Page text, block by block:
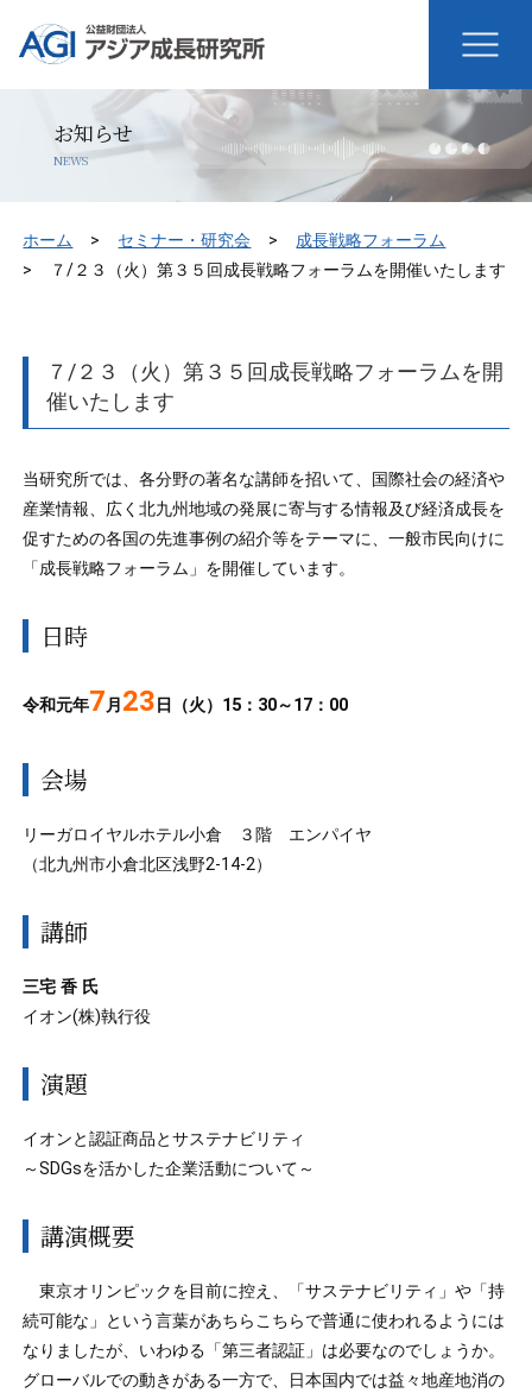
お知らせ
NEWS
ホーム セミナー・研究会
成長戦略フォーラム
７/２３（火）第３５回成長戦略フォーラムを開催いたします
７/２３（火）第３５回成長戦略フォーラムを開
催いたします
当研究所では、各分野の著名な講師を招いて、国際社会の経済や
産業情報、広く北九州地域の発展に寄与する情報及び経済成長を
促すための各国の先進事例の紹介等をテーマに、一般市民向けに
「成長戦略フォーラム」を開催しています。
日時
令和元年7月 23 日（火）15：30～17：00
会場
リーガロイヤルホテル小倉 ３階 エンパイヤ
（北九州市小倉北区浅野2-14-2）
講師
三宅 香 氏
イオン(株)執行役
演題
イオンと認証商品とサステナビリティ
～SDGsを活かした企業活動について～
講演概要
東京オリンピックを目前に控え、「サステナビリティ」や「持
続可能な」という言葉があちらこちらで普通に使われるようには
なりましたが、いわゆる「第三者認証」は必要なのでしょうか。
グローバルでの動きがある一方で、日本国内では益々地産地消の